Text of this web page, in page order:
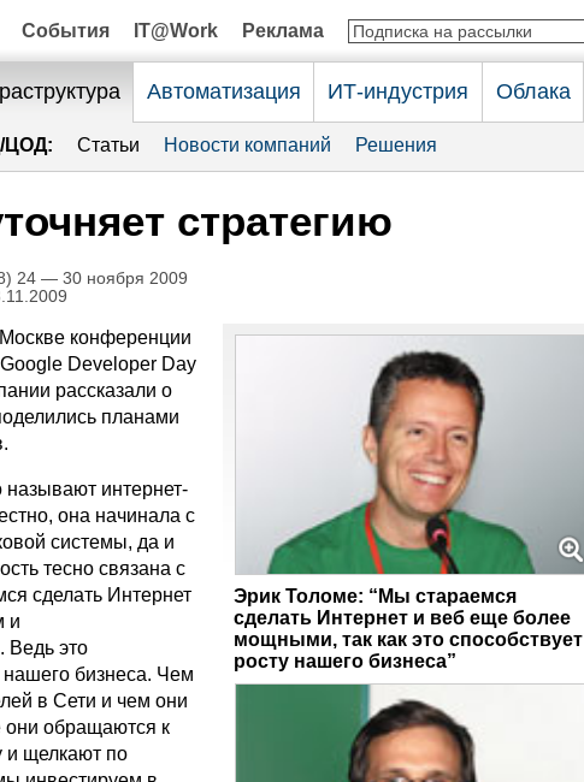
События IT@Work Реклама
Автоматизация ИТ-индустрия Облака
ЦОД: Статьи Новости компаний Решения
стратегию
24 — 30 ноября 2009
Эрик Толоме: “Мы стараемся
сделать Интернет и веб еще более
мощными, так как это способствует
росту нашего бизнеса”
конференции
Developer Day
рассказали о
планами
называют интернет-
она начинала с
системы, да и
тесно связана с
сделать Интернет
и
Ведь это
нашего бизнеса. Чем
в Сети и чем они
они обращаются к
и щелкают по